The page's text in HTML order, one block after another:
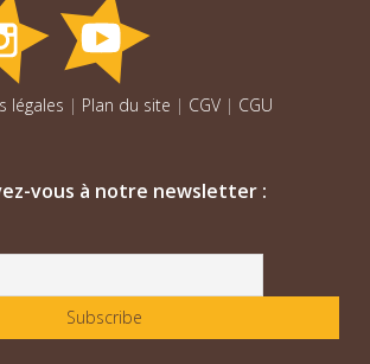
légales | Plan du site | CGV | CGU
vous à notre newsletter :